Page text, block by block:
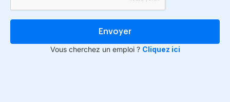
Envoyer
Vous cherchez un emploi ? Cliquez ici